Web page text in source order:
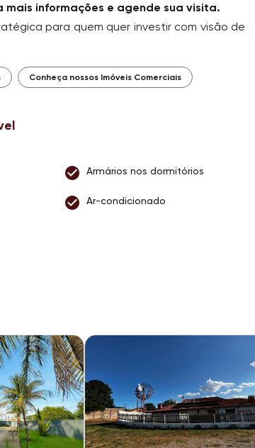
mais informações e agende sua visita.
para quem quer investir com visão de
Conheça nossos Imóveis Comerciais
Armários nos dormitórios
Ar-condicionado